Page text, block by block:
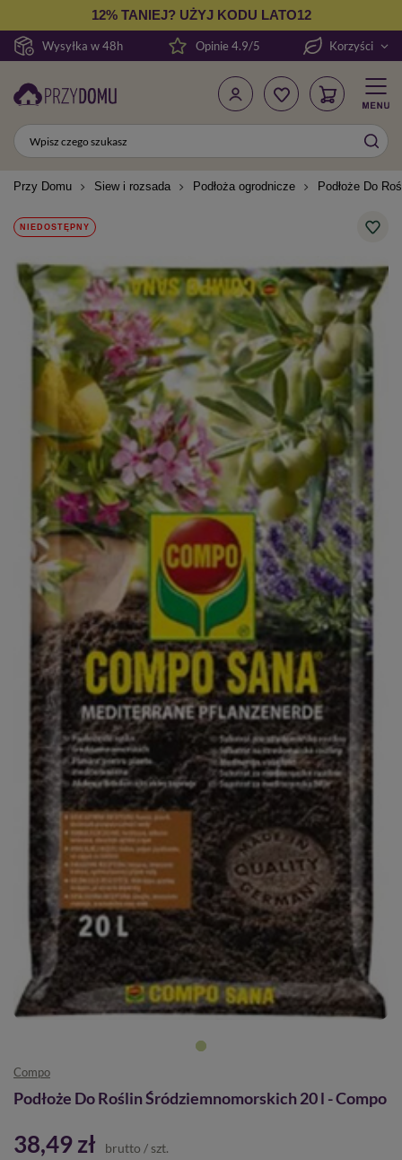
Wysyłka w 48h
12% TANIEJ? UŻYJ KODU LATO12
Opinie 4.9/5 Korzyści
Przy Domu Siew i rozsada Podłoża ogrodnicze Podłoże Do
NIEDOSTĘPNY
Compo
Podłoże Do Roślin Śródziemnomorskich 20 l - Compo
38,49 zł brutto / szt.